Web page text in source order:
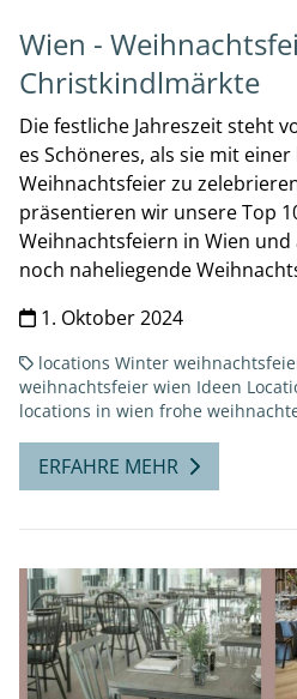
Wien -
Christkindlmärkte
Die festliche Jahreszeit steht
es Schöneres, als sie mit
Weihnachtsfeier zu
präsentieren wir unsere Top
Weihnachtsfeiern in Wien
noch naheliegende
1. Oktober 2024
locations Winter
weihnachtsfeier wien Ideen
locations in wien frohe
ERFAHRE MEHR